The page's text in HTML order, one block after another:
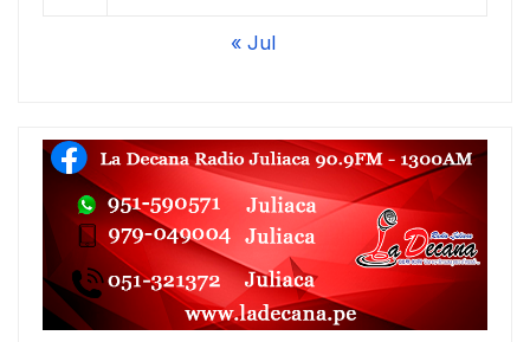
« Jul